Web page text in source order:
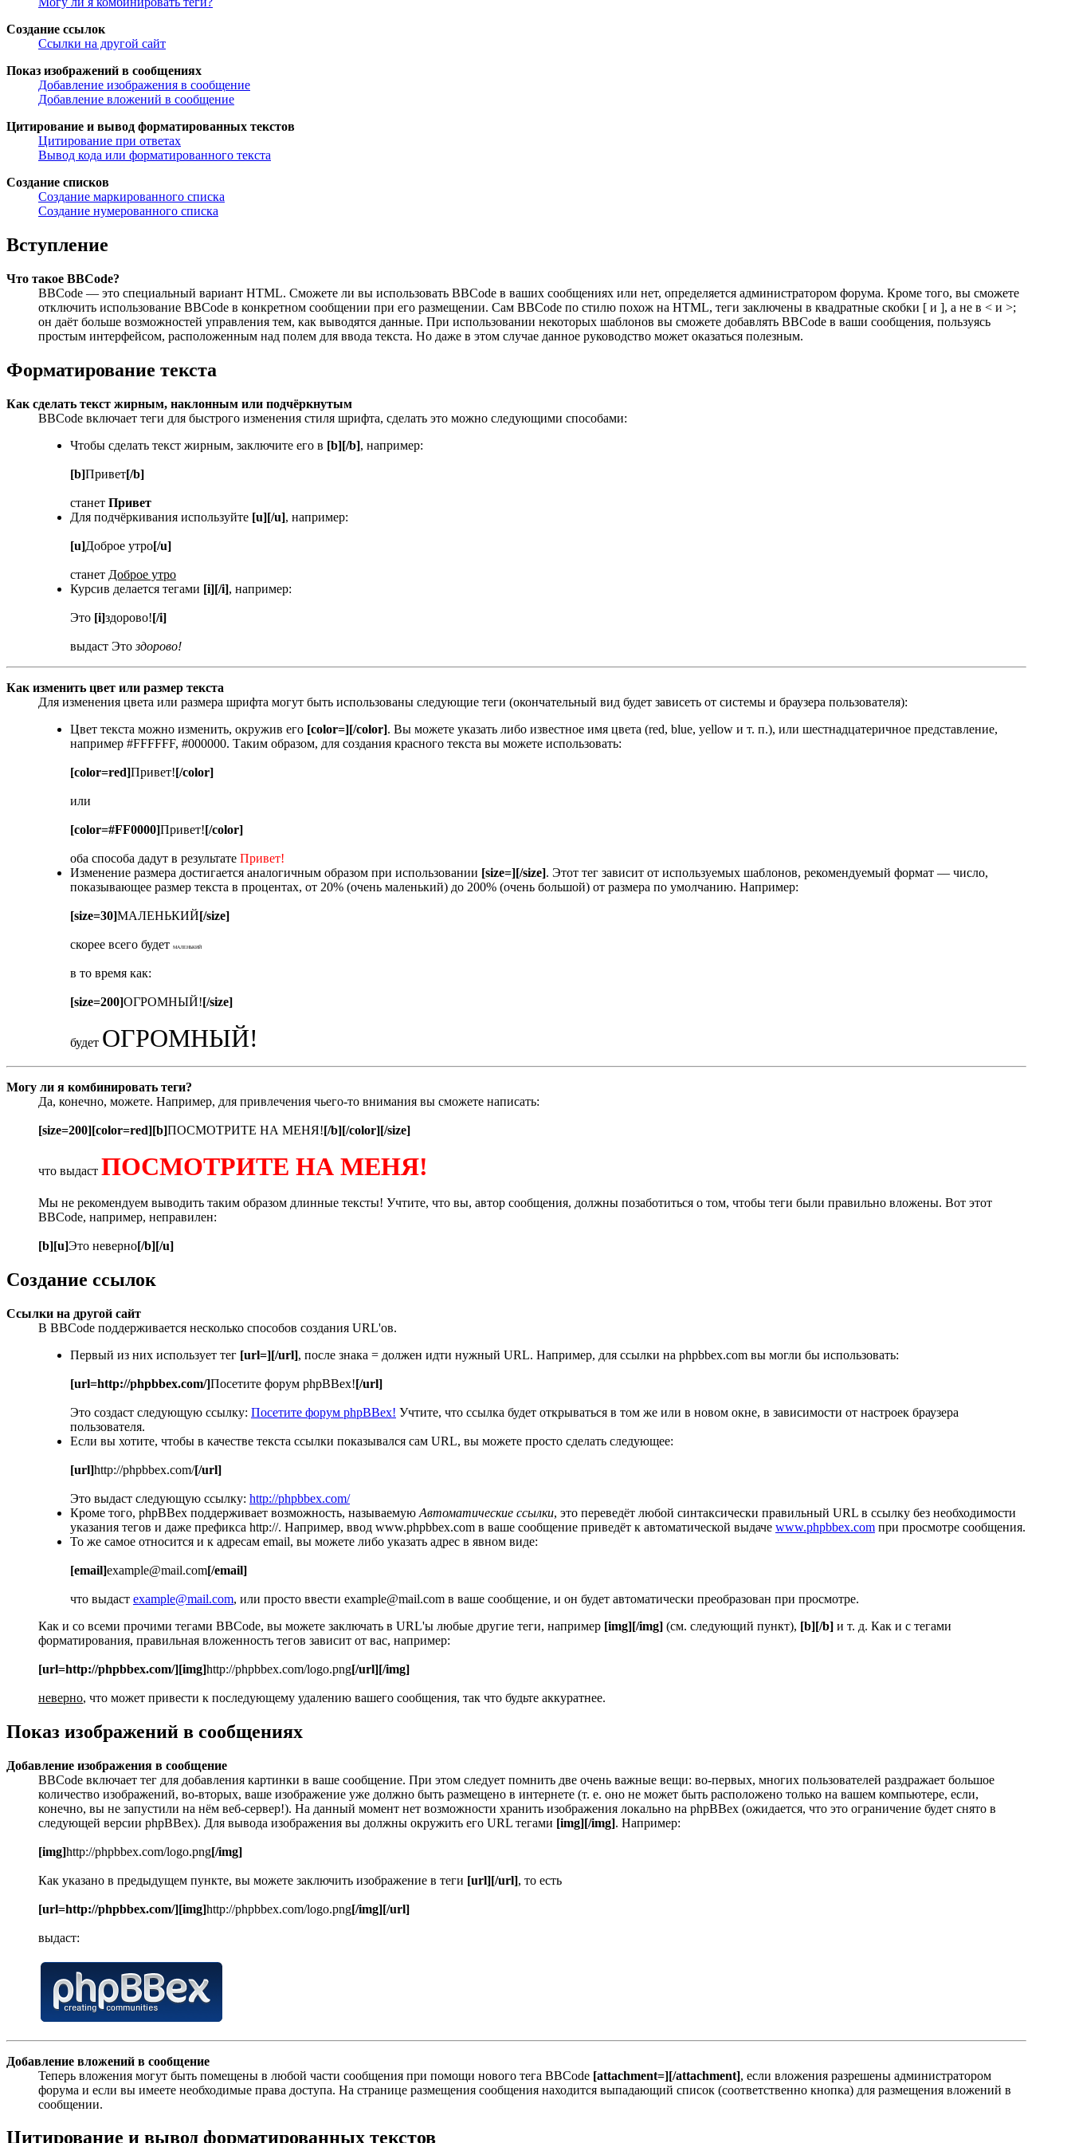
Создание ссылок
Ссылки на другой сайт
Показ изображений в сообщениях
Добавление изображения в сообщение
Добавление вложений в сообщение
Цитирование и вывод форматированных текстов
Цитирование при ответах
Вывод кода или форматированного текста
Создание списков
Создание маркированного списка
Создание нумерованного списка
Вступление
Что такое BBCode?
BBCode — это специальный вариант HTML. Сможете ли вы использовать BBCode в ваших сообщениях или нет, определяется администратором форума. Кроме того, вы сможете
отключить использование BBCode в конкретном сообщении при его размещении. Сам BBCode по стилю похож на HTML, теги заключены в квадратные скобки [ и ], а не в < и >;
он даёт больше возможностей управления тем, как выводятся данные. При использовании некоторых шаблонов вы сможете добавлять BBCode в ваши сообщения, пользуясь
простым интерфейсом, расположенным над полем для ввода текста. Но даже в этом случае данное руководство может оказаться полезным.
Форматирование текста
Как сделать текст жирным, наклонным или подчёркнутым
BBCode включает теги для быстрого изменения стиля шрифта, сделать это можно следующими способами:
Чтобы сделать текст жирным, заключите его в [b][/b], например:
[b]Привет[/b]
станет Привет
Для подчёркивания используйте [u][/u], например:
[u]Доброе утро[/u]
станет Доброе утро
Курсив делается тегами [i][/i], например:
Это [i]здорово![/i]
выдаст Этоздорово!
Как изменить цвет или размер текста
Для изменения цвета или размера шрифта могут быть использованы следующие теги (окончательный вид будет зависеть от системы и браузера пользователя):
Цвет текста можно изменить, окружив его [color=][/color]. Вы можете указать либо известное имя цвета (red, blue, yellow и т. п.), или шестнадцатеричное представление,
например #FFFFFF, #000000. Таким образом, для создания красного текста вы можете использовать:
[color=red]Привет![/color]
или
[color=#FF0000]Привет![/color]
оба способа дадут в результате Привет!
Изменение размера достигается аналогичным образом при использовании [size=][/size]. Этот тег зависит от используемых шаблонов, рекомендуемый формат — число,
показывающее размер текста в процентах, от 20% (очень маленький) до 200% (очень большой) от размера по умолчанию. Например:
[size=30]МАЛЕНЬКИЙ[/size]
скорее всего будет МАЛЕНЬКИЙ
в то время как:
[size=200]ОГРОМНЫЙ![/size]
будет ОГРОМНЫЙ!
Могу ли я комбинировать теги?
Да, конечно, можете. Например, для привлечения чьего-то внимания вы сможете написать:
[size=200][color=red][b]ПОСМОТРИТЕ НА МЕНЯ![/b][/color][/size]
что выдаст ПОСМОТРИТЕ НА МЕНЯ!
Мы не рекомендуем выводить таким образом длинные тексты! Учтите, что вы, автор сообщения, должны позаботиться о том, чтобы теги были правильно вложены. Вот этот
BBCode, например, неправилен:
[b][u]Это неверно[/b][/u]
Создание ссылок
Ссылки на другой сайт
В BBCode поддерживается несколько способов создания URL'ов.
Первый из них использует тег [url=][/url], после знака = должен идти нужный URL. Например, для ссылки на phpbbex.com вы могли бы использовать:
[url=http://phpbbex.com/]Посетите форум phpBBex![/url]
Это создаст следующую ссылку: Посетите форум phpBBex! Учтите, что ссылка будет открываться в том же или в новом окне, в зависимости от настроек браузера
пользователя.
Если вы хотите, чтобы в качестве текста ссылки показывался сам URL, вы можете просто сделать следующее:
[url]http://phpbbex.com/[/url]
Это выдаст следующую ссылку: http://phpbbex.com/
Кроме того, phpBBex поддерживает возможность, называемую Автоматические ссылки, это переведёт любой синтаксически правильный URL в ссылку без необходимости
указания тегов и даже префикса http://. Например, ввод www.phpbbex.com в ваше сообщение приведёт к автоматической выдаче www.phpbbex.com при просмотре сообщения.
То же самое относится и к адресам email, вы можете либо указать адрес в явном виде:
[email]example@mail.com[/email]
что выдаст example@mail.com, или просто ввести example@mail.com в ваше сообщение, и он будет автоматически преобразован при просмотре.
Как и со всеми прочими тегами BBCode, вы можете заключать в URL'ы любые другие теги, например [img][/img] (см. следующий пункт), [b][/b] и т. д. Как и с тегами
форматирования, правильная вложенность тегов зависит от вас, например:
[url=http://phpbbex.com/][img]http://phpbbex.com/logo.png[/url][/img]
неверно, что может привести к последующему удалению вашего сообщения, так что будьте аккуратнее.
Показ изображений в сообщениях
Добавление изображения в сообщение
BBCode включает тег для добавления картинки в ваше сообщение. При этом следует помнить две очень важные вещи: во-первых, многих пользователей раздражает большое
количество изображений, во-вторых, ваше изображение уже должно быть размещено в интернете (т. е. оно не может быть расположено только на вашем компьютере, если,
конечно, вы не запустили на нём веб-сервер!). На данный момент нет возможности хранить изображения локально на phpBBex (ожидается, что это ограничение будет снято в
следующей версии phpBBex). Для вывода изображения вы должны окружить его URL тегами [img][/img]. Например:
[img]http://phpbbex.com/logo.png[/img]
Как указано в предыдущем пункте, вы можете заключить изображение в теги [url][/url], то есть
[url=http://phpbbex.com/][img]http://phpbbex.com/logo.png[/img][/url]
выдаст:
Добавление вложений в сообщение
Теперь вложения могут быть помещены в любой части сообщения при помощи нового тега BBCode [attachment=][/attachment], если вложения разрешены администратором
форума и если вы имеете необходимые права доступа. На странице размещения сообщения находится выпадающий список (соответственно кнопка) для размещения вложений в
сообщении.
Цитирование и вывод форматированных текстов